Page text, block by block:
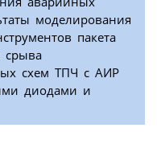
моделирования
пакета
срыва
схем ТПЧ с АИР
диодами и